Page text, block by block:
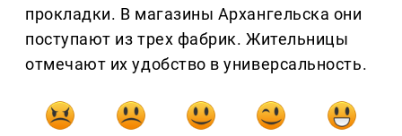
прокладки. В магазины Архангельска они
поступают из трех фабрик. Жительницы
отмечают их удобство в универсальность.